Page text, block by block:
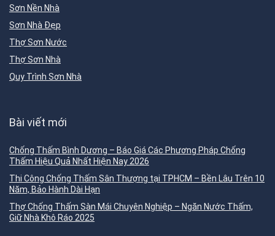
Sơn Nền Nhà
Sơn Nhà Đẹp
Thợ Sơn Nước
Thợ Sơn Nhà
Quy Trình Sơn Nhà
Bài viết mới
Chống Thấm Bình Dương – Báo Giá Các Phương Pháp Chống
Thấm Hiệu Quả Nhất Hiện Nay 2026
Thi Công Chống Thấm Sân Thượng tại TPHCM – Bền Lâu Trên 10
Năm, Bảo Hành Dài Hạn
Thợ Chống Thấm Sàn Mái Chuyên Nghiệp – Ngăn Nước Thấm,
Giữ Nhà Khô Ráo 2025